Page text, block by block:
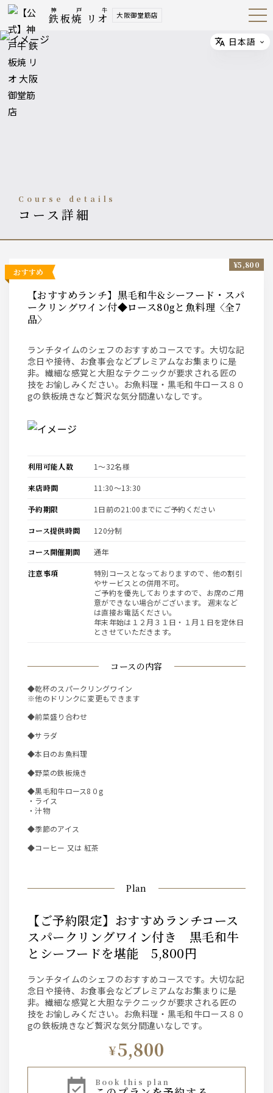
神戸牛
鉄板焼 リオ 大阪御堂筋店 Open
Navig
course details
コース詳細
おすすめ
【おすすめランチ】黒毛和牛&シーフード・スパ
ークリングワイン付◆ロース80gと魚料理〈全7
品〉
ランチタイムのシェフのおすすめコースです。大切な記
念日や接待、お食事会などプレミアムなお集まりに是
非。繊細な感覚と大胆なテクニックが要求される匠の
技をお愉しみください。お魚料理・黒毛和牛ロース８０
gの鉄板焼きなど贅沢な気分間違いなしです。
¥5,800
コースの内容
◆乾杯のスパークリングワイン
※他のドリンクに変更もできます
◆前菜盛り合わせ
◆サラダ
◆本日のお魚料理
◆野菜の鉄板焼き
◆黒毛和牛ロース8０g
・ライス
・汁物
◆季節のアイス
◆コーヒー 又は 紅茶
利用可能人数 1〜32名様
来店時間 11:30〜13:30
予約期限 1日前の21:00までにご予約ください
コース提供時間 120分制
コース開催期間 通年
注意事項
特別コースとなっておりますので、他の割引
やサービスとの併用不可。
ご予約を優先しておりますので、お席のご用
意ができない場合がございます。 週末など
は直接お電話ください。
年末年始は１２月３１日・１月１日を定休日
とさせていただきます。
Plan
【ご予約限定】おすすめランチコース
スパークリングワイン付き 黒毛和牛
とシーフードを堪能 5,800円
ランチタイムのシェフのおすすめコースです。大切な記
念日や接待、お食事会などプレミアムなお集まりに是
非。繊細な感覚と大胆なテクニックが要求される匠の
技をお愉しみください。お魚料理・黒毛和牛ロース８０
gの鉄板焼きなど贅沢な気分間違いなしです。
¥5,800
book this plan
Select
日本語